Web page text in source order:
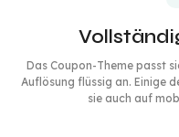
Das Coupon-Theme passt
Auflösung flüssig an. Einige
sie auch auf